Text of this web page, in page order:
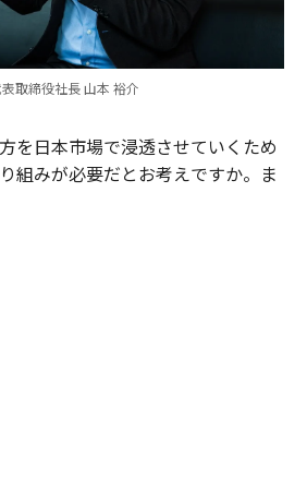
取締役社長 山本 裕介
を日本市場で浸透させていくため
組みが必要だとお考えですか。ま